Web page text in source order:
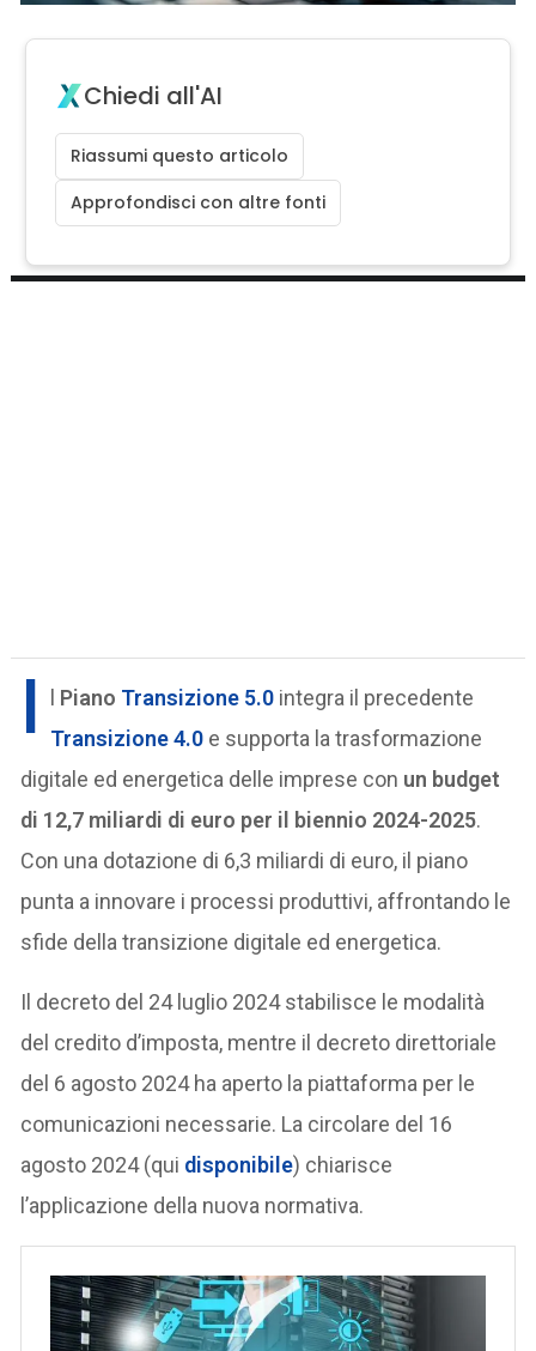
Chiedi all'AI
Riassumi questo articolo
Approfondisci con altre fonti
I l Piano Transizione 5.0 integra il precedente
Transizione 4.0 e supporta la trasformazione
digitale ed energetica delle imprese con un budget
di 12,7 miliardi di euro per il biennio 2024-2025.
Con una dotazione di 6,3 miliardi di euro, il piano
punta a innovare i processi produttivi, affrontando le
sfide della transizione digitale ed energetica.
Il decreto del 24 luglio 2024 stabilisce le modalità
del credito d’imposta, mentre il decreto direttoriale
del 6 agosto 2024 ha aperto la piattaforma per le
comunicazioni necessarie. La circolare del 16
agosto 2024 (qui disponibile) chiarisce
l’applicazione della nuova normativa.